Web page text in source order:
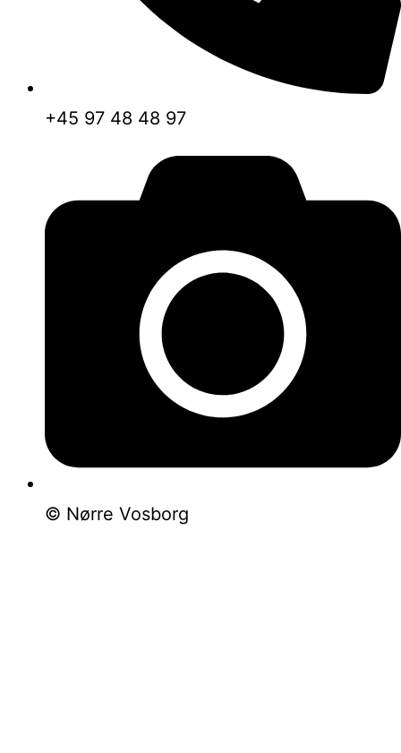
+45 97 48 48 97
© Nørre Vosborg